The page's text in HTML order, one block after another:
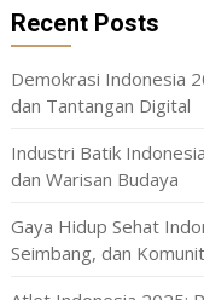
Recent Posts
Demokrasi Indonesia
dan Tantangan Digital
Industri Batik
dan Warisan Budaya
Gaya Hidup Sehat
Seimbang, dan